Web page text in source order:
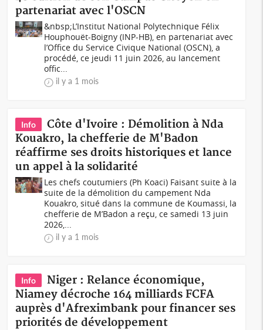
partenariat avec l'OSCN
&nbsp;L’Institut National Polytechnique Félix
Houphouët-Boigny (INP-HB), en partenariat avec
l’Office du Service Civique National (OSCN), a
procédé, ce jeudi 11 juin 2026, au lancement
offic...
il y a 1 mois
Info
Côte d'Ivoire : Démolition à Nda
Kouakro, la chefferie de M'Badon
réaffirme ses droits historiques et lance
un appel à la solidarité
Les chefs coutumiers (Ph Koaci) Faisant suite à la
suite de la démolition du campement Nda
Kouakro, situé dans la commune de Koumassi, la
chefferie de M’Badon a reçu, ce samedi 13 juin
2026,...
il y a 1 mois
Info
Niger : Relance économique,
Niamey décroche 164 milliards FCFA
auprès d'Afreximbank pour financer ses
priorités de développement